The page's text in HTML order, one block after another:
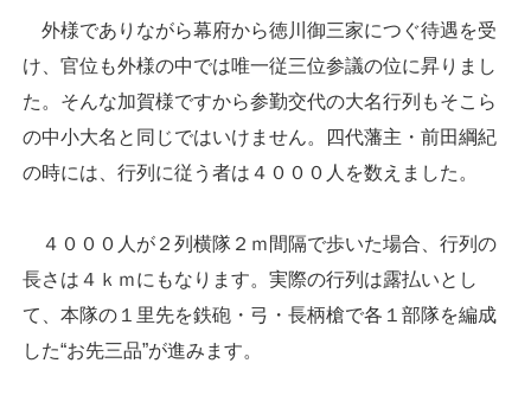
外様でありながら幕府から徳川御三家につぐ待遇を受
け、官位も外様の中では唯一従三位参議の位に昇りまし
た。そんな加賀様ですから参勤交代の大名行列もそこら
の中小大名と同じではいけません。四代藩主・前田綱紀
の時には、行列に従う者は４０００人を数えました。
４０００人が２列横隊２ｍ間隔で歩いた場合、行列の
長さは４ｋｍにもなります。実際の行列は露払いとし
て、本隊の１里先を鉄砲・弓・長柄槍で各１部隊を編成
した“お先三品”が進みます。